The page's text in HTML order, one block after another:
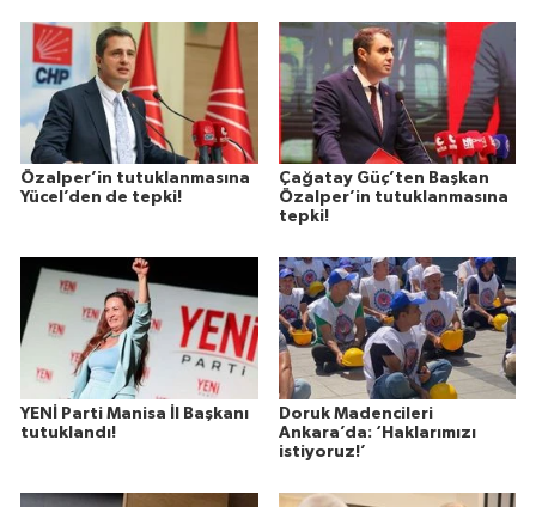
Özalper’in tutuklanmasına
Yücel’den de tepki!
Çağatay Güç’ten Başkan
Özalper’in tutuklanmasına
tepki!
YENİ Parti Manisa İl Başkanı
tutuklandı!
Doruk Madencileri
Ankara’da: ‘Haklarımızı
istiyoruz!’